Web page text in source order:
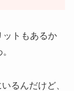
ットもあるか
るんだけど、